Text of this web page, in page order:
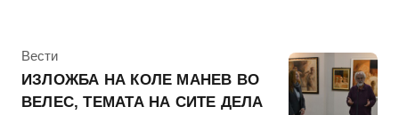
КАтегорија
Вести
ИЗЛОЖБА НА КОЛЕ МАНЕВ ВО
ВЕЛЕС, ТЕМАТА НА СИТЕ ДЕЛА